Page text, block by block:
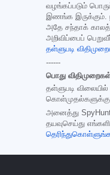
வழங்கப்படும்
இணங்க இருக்கும்.
அதே சந்தாக்
அறிவிப்பைப்
தள்ளுபடி
------
பொது
தள்ளுபடி
கொள்முதல்களுக்கு,
அனைத்து
தயவுசெய்து